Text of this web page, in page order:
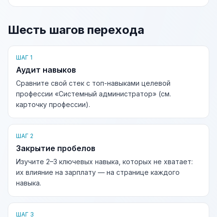
Шесть шагов перехода
ШАГ 1
Аудит навыков
Сравните свой стек с топ-навыками целевой
профессии «Системный администратор» (см.
карточку профессии).
ШАГ 2
Закрытие пробелов
Изучите 2–3 ключевых навыка, которых не хватает:
их влияние на зарплату — на странице каждого
навыка.
ШАГ 3